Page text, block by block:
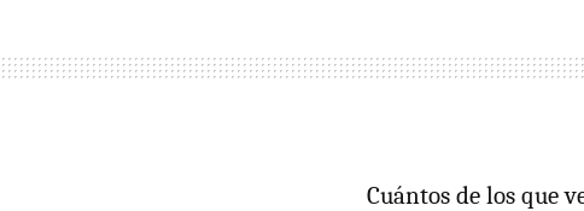
Cuántos de los que